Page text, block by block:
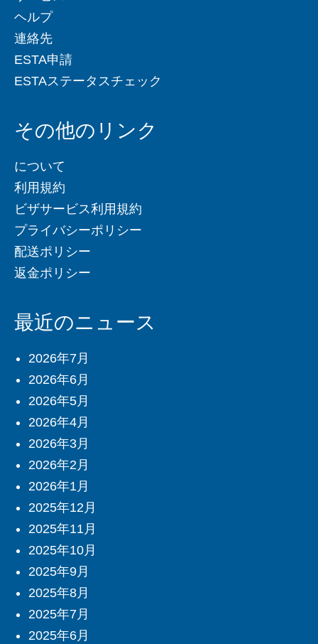
ヘルプ
連絡先
ESTA申請
ESTAステータスチェック
その他のリンク
について
利用規約
ビザサービス利用規約
プライバシーポリシー
配送ポリシー
返金ポリシー
最近のニュース
2026年7月
2026年6月
2026年5月
2026年4月
2026年3月
2026年2月
2026年1月
2025年12月
2025年11月
2025年10月
2025年9月
2025年8月
2025年7月
2025年6月